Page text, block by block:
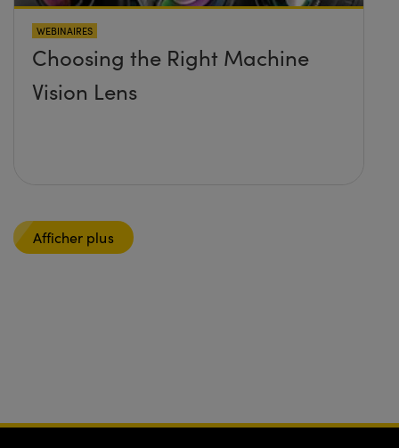
WEBINAIRES
Choosing the Right Machine
Vision Lens
Afficher plus